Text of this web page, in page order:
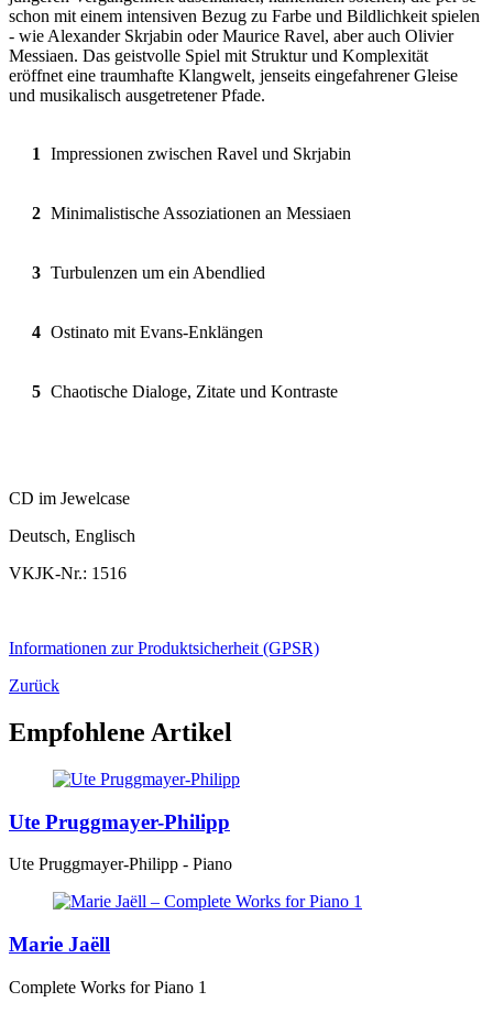
schon mit einem intensiven Bezug zu Farbe und Bildlichkeit spielen
- wie Alexander Skrjabin oder Maurice Ravel, aber auch Olivier
Messiaen. Das geistvolle Spiel mit Struktur und Komplexität
eröffnet eine traumhafte Klangwelt, jenseits eingefahrener Gleise
und musikalisch ausgetretener Pfade.
1 Impressionen zwischen Ravel und Skrjabin
2 Minimalistische Assoziationen an Messiaen
3 Turbulenzen um ein Abendlied
4 Ostinato mit Evans-Enklängen
5 Chaotische Dialoge, Zitate und Kontraste
CD im Jewelcase
Deutsch, Englisch
VKJK-Nr.: 1516
Informationen zur Produktsicherheit (GPSR)
Zurück
Empfohlene Artikel
Ute Pruggmayer-Philipp
Ute Pruggmayer-Philipp - Piano
Marie Jaëll
Complete Works for Piano 1